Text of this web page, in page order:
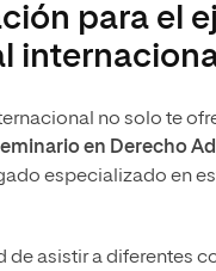
para el
no solo te
en Derecho
especializado en
asistir a diferentes